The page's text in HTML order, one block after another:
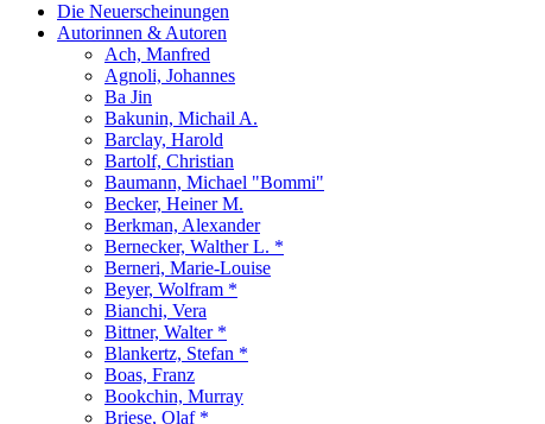
Die Neuerscheinungen
Autorinnen & Autoren
Ach, Manfred
Agnoli, Johannes
Ba Jin
Bakunin, Michail A.
Barclay, Harold
Bartolf, Christian
Baumann, Michael "Bommi"
Becker, Heiner M.
Berkman, Alexander
Bernecker, Walther L. *
Berneri, Marie-Louise
Beyer, Wolfram *
Bianchi, Vera
Bittner, Walter *
Blankertz, Stefan *
Boas, Franz
Bookchin, Murray
Briese, Olaf *